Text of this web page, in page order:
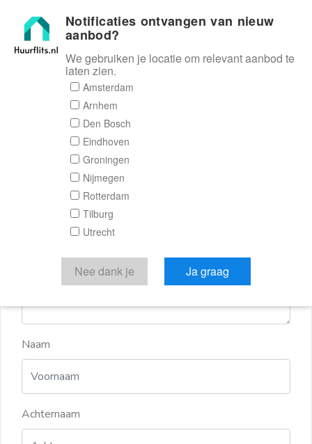
Huurflits
Reactieformulier
Huurflits
Verstuur je bericht
Door een bericht te sturen kom je in contact met de
aanbieder of makelaar van de woning.
Naam
Achternaam
Notificaties ontvangen van nieuw
aanbod?
We gebruiken je locatie om relevant aanbod te
laten zien.
Amsterdam
Arnhem
Den Bosch
Eindhoven
Groningen
Nijmegen
Rotterdam
Tilburg
Utrecht
Nee dank je Ja graag